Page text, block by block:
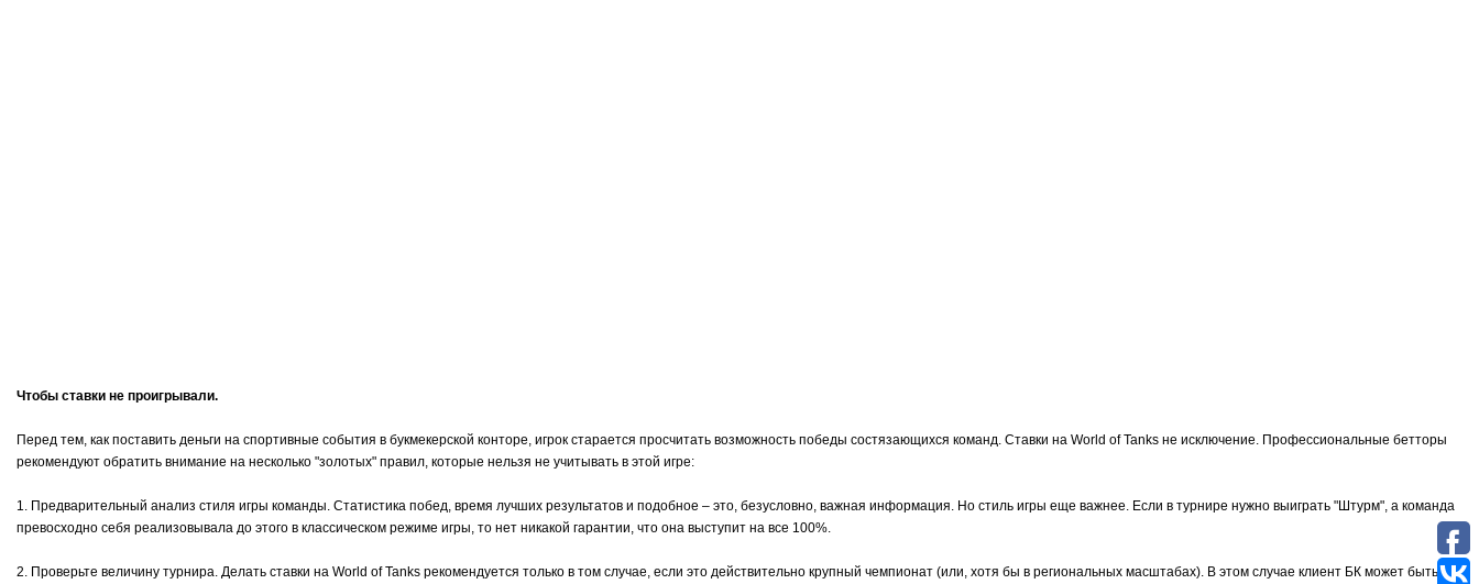
Чтобы ставки не проигрывали.
Перед тем, как поставить деньги на спортивные события в букмекерской конторе, игрок старается просчитать возможность победы состязающихся команд. Ставки на World of Tanks не исключение. Профессиональные бетторы
рекомендуют обратить внимание на несколько "золотых" правил, которые нельзя не учитывать в этой игре:
1. Предварительный анализ стиля игры команды. Статистика побед, время лучших результатов и подобное – это, безусловно, важная информация. Но стиль игры еще важнее. Если в турнире нужно выиграть "Штурм", а команда
превосходно себя реализовывала до этого в классическом режиме игры, то нет никакой гарантии, что она выступит на все 100%.
2. Проверьте величину турнира. Делать ставки на World of Tanks рекомендуется только в том случае, если это действительно крупный чемпионат (или, хотя бы в региональных масштабах). В этом случае клиент БК может быть